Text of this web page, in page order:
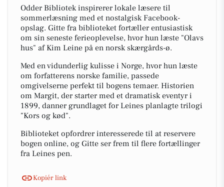
Odder Bibliotek inspirerer lokale læsere til
sommerlæsning med et nostalgisk Facebook-
opslag. Gitte fra biblioteket fortæller entusiastisk
om sin seneste ferieoplevelse, hvor hun læste "Olavs
hus" af Kim Leine på en norsk skærgårds-ø.
Med en vidunderlig kulisse i Norge, hvor hun læste
om forfatterens norske familie, passede
omgivelserne perfekt til bogens temaer. Historien
om Margit, der starter med et dramatisk eventyr i
1899, danner grundlaget for Leines planlagte trilogi
"Kors og kød".
Biblioteket opfordrer interesserede til at reservere
bogen online, og Gitte ser frem til flere fortællinger
fra Leines pen.
Kopiér link